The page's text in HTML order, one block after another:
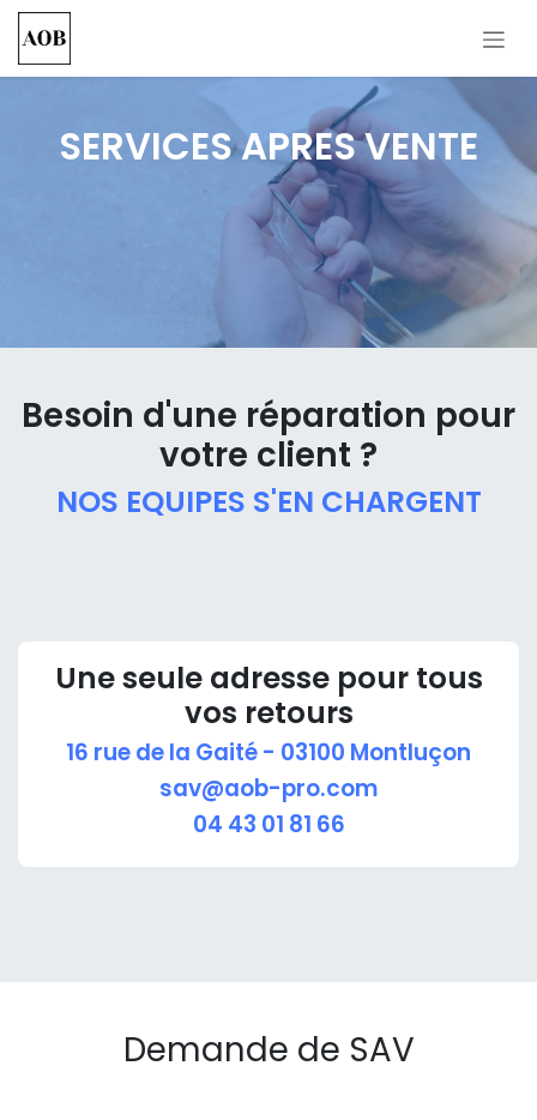
Se rendre au contenu
SERVICES APRES VENTE
Besoin d'une réparation pour
votre client ?
NOS EQUIPES S'EN CHARGENT
Une seule adresse pour tous
vos retours
16 rue de la Gaité - 03100 Montluçon
sav@aob-pro.com
04 43 01 81 66
Demande de SAV